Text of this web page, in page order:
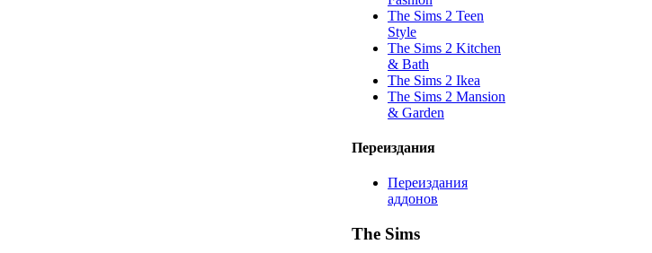
The Sims 2 Teen
Style
The Sims 2 Kitchen
& Bath
The Sims 2 Ikea
The Sims 2 Mansion
& Garden
Переиздания
Переиздания
аддонов
The Sims